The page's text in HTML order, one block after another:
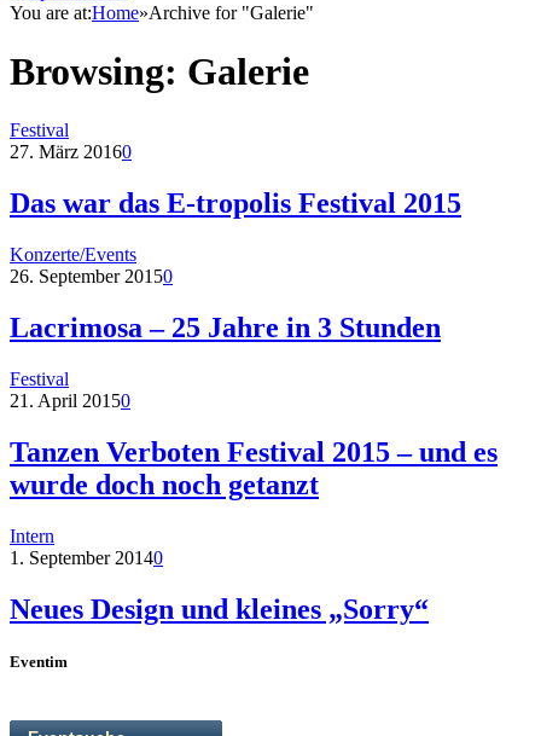
You are at:Home»Archive for "Galerie"
Browsing: Galerie
Festival
27. März 20160
Das war das E-tropolis Festival 2015
Konzerte/Events
26. September 20150
Lacrimosa – 25 Jahre in 3 Stunden
Festival
21. April 20150
Tanzen Verboten Festival 2015 – und es
wurde doch noch getanzt
Intern
1. September 20140
Neues Design und kleines „Sorry“
Eventim